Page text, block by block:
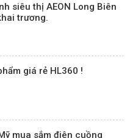
siêu thị AEON Long Biên
trương.
giá rẻ HL360 !
mua sắm điên cuồng